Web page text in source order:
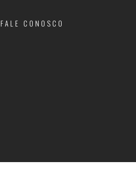
FALE CONOSCO